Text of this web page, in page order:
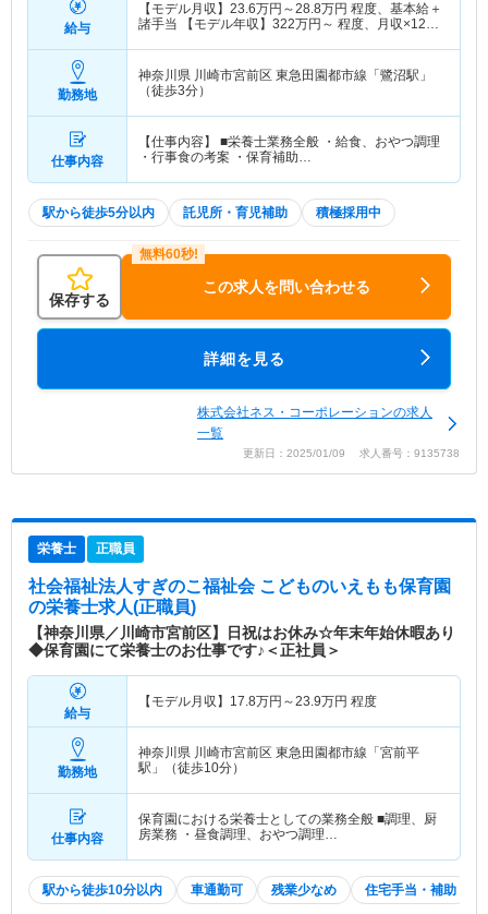
給与
【モデル月収】 23.6万円～28.8万円 程度、基本給＋
諸手当 【モデル年収】 322万円～ 程度、月収×12ヶ
勤務地
神奈川県 川崎市宮前区 東急田園都市線「鷺沼駅」
（徒歩3分）
仕事内容
【仕事内容】 ■栄養士業務全般 ・給食、おやつ調理
・行事食の考案 ・保育補助…
駅から徒歩5分以内 託児所・育児補助 積極採用中
保存する
この求人を問い合わせる
詳細を見る
株式会社ネス・コーポレーションの求人
一覧
更新日：2025/01/09 求人番号：9135738
栄養士 正職員
社会福祉法人すぎのこ福祉会 こどものいえもも保育園
の栄養士求人(正職員)
【神奈川県／川崎市宮前区】日祝はお休み☆年末年始休暇あり
◆保育園にて栄養士のお仕事です♪＜正社員＞
給与
【モデル月収】 17.8万円～23.9万円 程度
勤務地
神奈川県 川崎市宮前区 東急田園都市線「宮前平
駅」（徒歩10分）
仕事内容
保育園における栄養士としての業務全般 ■調理、厨
房業務 ・昼食調理、おやつ調理…
駅から徒歩10分以内 車通勤可 残業少なめ 住宅手当・補助